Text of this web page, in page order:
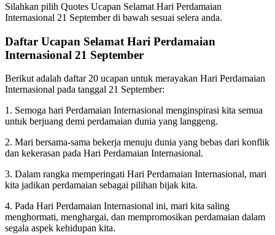
Silahkan pilih Quotes Ucapan Selamat Hari Perdamaian
Internasional 21 September di bawah sesuai selera anda.
Daftar Ucapan Selamat Hari Perdamaian
Internasional 21 September
Berikut adalah daftar 20 ucapan untuk merayakan Hari Perdamaian
Internasional pada tanggal 21 September:
1. Semoga hari Perdamaian Internasional menginspirasi kita semua
untuk berjuang demi perdamaian dunia yang langgeng.
2. Mari bersama-sama bekerja menuju dunia yang bebas dari konflik
dan kekerasan pada Hari Perdamaian Internasional.
3. Dalam rangka memperingati Hari Perdamaian Internasional, mari
kita jadikan perdamaian sebagai pilihan bijak kita.
4. Pada Hari Perdamaian Internasional ini, mari kita saling
menghormati, menghargai, dan mempromosikan perdamaian dalam
segala aspek kehidupan kita.